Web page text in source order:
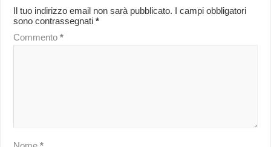
Il tuo indirizzo email non sarà pubblicato. I campi obbligatori
sono contrassegnati*
Commento*